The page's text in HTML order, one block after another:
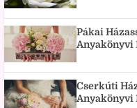
Pákai
Anyakönyvi
Cserkúti
Anyakönyvi